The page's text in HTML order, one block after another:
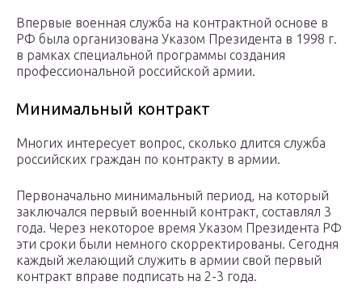
Впервые военная служба на контрактной основе в
РФ была организована Указом Президента в 1998 г.
в рамках специальной программы создания
профессиональной российской армии.
Минимальный контракт
Многих интересует вопрос, сколько длится служба
российских граждан по контракту в армии.
Первоначально минимальный период, на который
заключался первый военный контракт, составлял 3
года. Через некоторое время Указом Президента РФ
эти сроки были немного скорректированы. Сегодня
каждый желающий служить в армии свой первый
контракт вправе подписать на 2-3 года.